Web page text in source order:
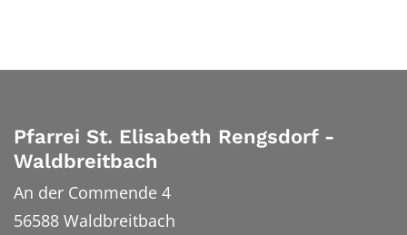
Pfarrei St. Elisabeth Rengsdorf -
Waldbreitbach
An der Commende 4
56588 Waldbreitbach